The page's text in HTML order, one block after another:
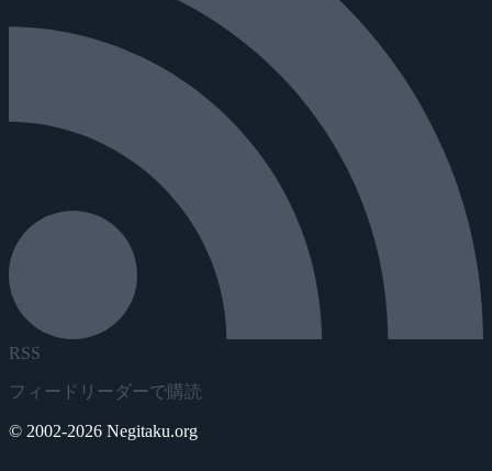
RSS
フィードリーダーで購読
© 2002-2026 Negitaku.org